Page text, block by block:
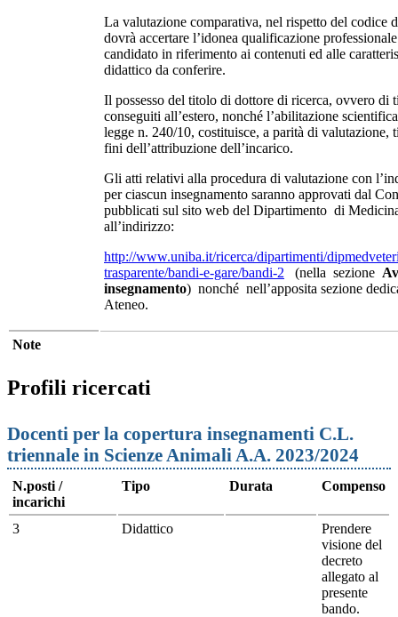
La valutazione comparativa, nel rispetto del codice
dovrà accertare l’idonea qualificazione
candidato in riferimento ai contenuti ed alle
didattico da conferire.
Il possesso del titolo di dottore di ricerca, ovvero di
conseguiti all’estero, nonché l’abilitazione
legge n. 240/10, costituisce, a parità di valutazione,
fini dell’attribuzione dell’incarico.
Gli atti relativi alla procedura di valutazione con
per ciascun insegnamento saranno approvati dal
pubblicati sul sito web del Dipartimento di
all’indirizzo:
http://www.uniba.it/ricerca/dipartimenti/
trasparente/bandi-e-gare/bandi-2 (nella sezione
insegnamento) nonché nell’apposita sezione
Ateneo.
Note
Profili ricercati
Docenti per la copertura insegnamenti C.L.
triennale in Scienze Animali A.A. 2023/2024
N.posti /
incarichi
Tipo Durata Compenso
3 Didattico
Prendere
visione del
decreto
allegato al
presente
bando.